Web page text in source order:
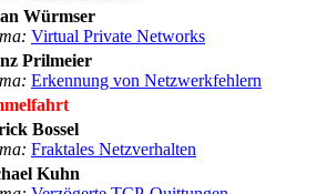
Würmser
Virtual Private Networks
Prilmeier
Erkennung von Netzwerkfehlern
Bossel
Fraktales Netzverhalten
Kuhn